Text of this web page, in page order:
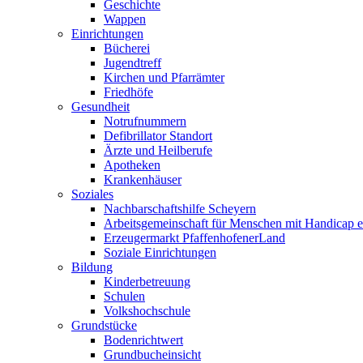
Geschichte
Wappen
Einrichtungen
Bücherei
Jugendtreff
Kirchen und Pfarrämter
Friedhöfe
Gesundheit
Notrufnummern
Defibrillator Standort
Ärzte und Heilberufe
Apotheken
Krankenhäuser
Soziales
Nachbarschaftshilfe Scheyern
Arbeitsgemeinschaft für Menschen mit Handicap
Erzeugermarkt PfaffenhofenerLand
Soziale Einrichtungen
Bildung
Kinderbetreuung
Schulen
Volkshochschule
Grundstücke
Bodenrichtwert
Grundbucheinsicht